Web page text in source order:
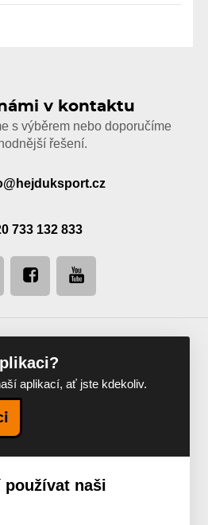
v kontaktu
s výběrem nebo doporučíme
řešení.
733 132 833
aplikací, ať jste kdekoliv.
používat naši